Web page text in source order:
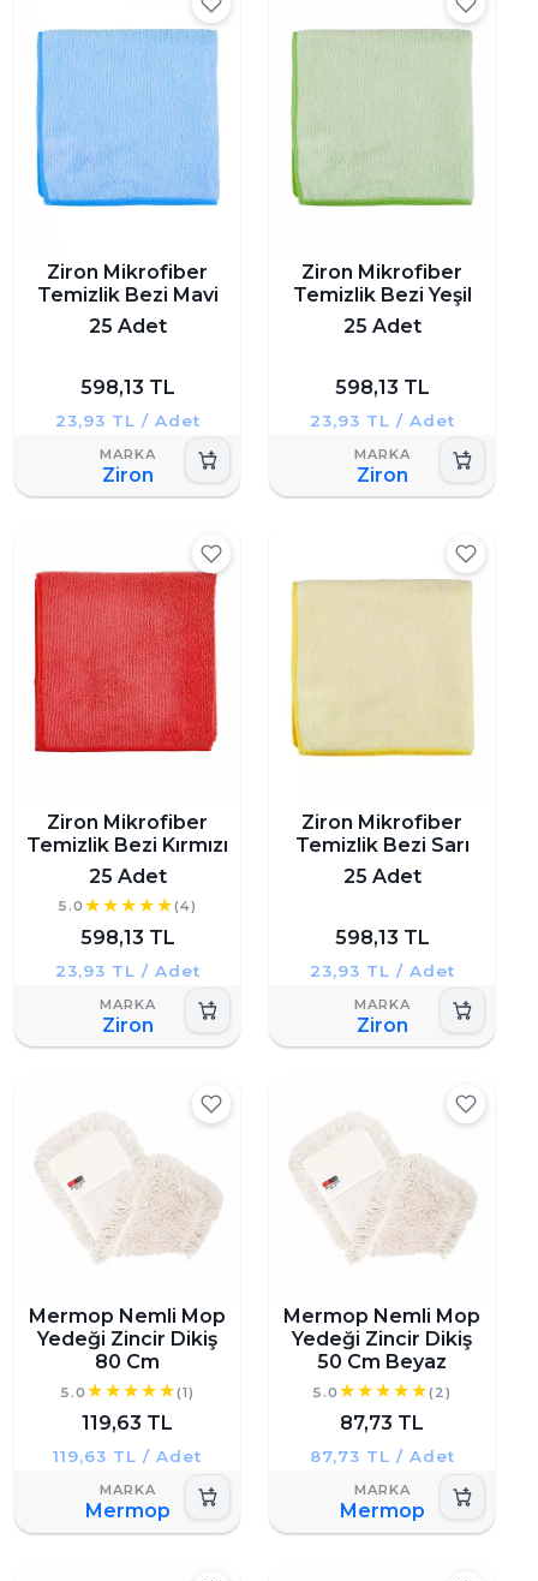
Ziron Mikrofiber
Temizlik Bezi Mavi
25 Adet
598,13 TL
23,93 TL / Adet
Ziron
Ziron Mikrofiber
Temizlik Bezi Yeşil
25 Adet
598,13 TL
23,93 TL / Adet
Ziron
Ziron Mikrofiber
Temizlik Bezi Kırmızı
25 Adet
5.0 (4)
598,13 TL
23,93 TL / Adet
Ziron
Ziron Mikrofiber
Temizlik Bezi Sarı
25 Adet
598,13 TL
23,93 TL / Adet
Ziron
Mermop Nemli Mop
Yedeği Zincir Dikiş
80 Cm
5.0 (1)
119,63 TL
119,63 TL / Adet
Mermop
Mermop Nemli Mop
Yedeği Zincir Dikiş
50 Cm Beyaz
5.0 (2)
87,73 TL
87,73 TL / Adet
Mermop